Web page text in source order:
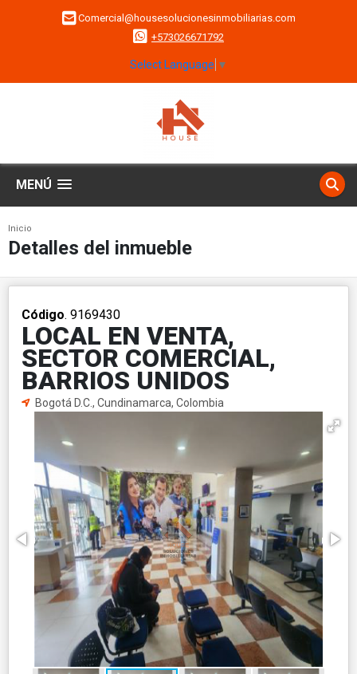
Comercial@housesolucionesinmobiliarias.com
+573026671792
Select Language ▼
MENÚ
Inicio
Detalles del inmueble
Código. 9169430
LOCAL EN VENTA,
SECTOR COMERCIAL,
BARRIOS UNIDOS
Bogotá D.C., Cundinamarca, Colombia